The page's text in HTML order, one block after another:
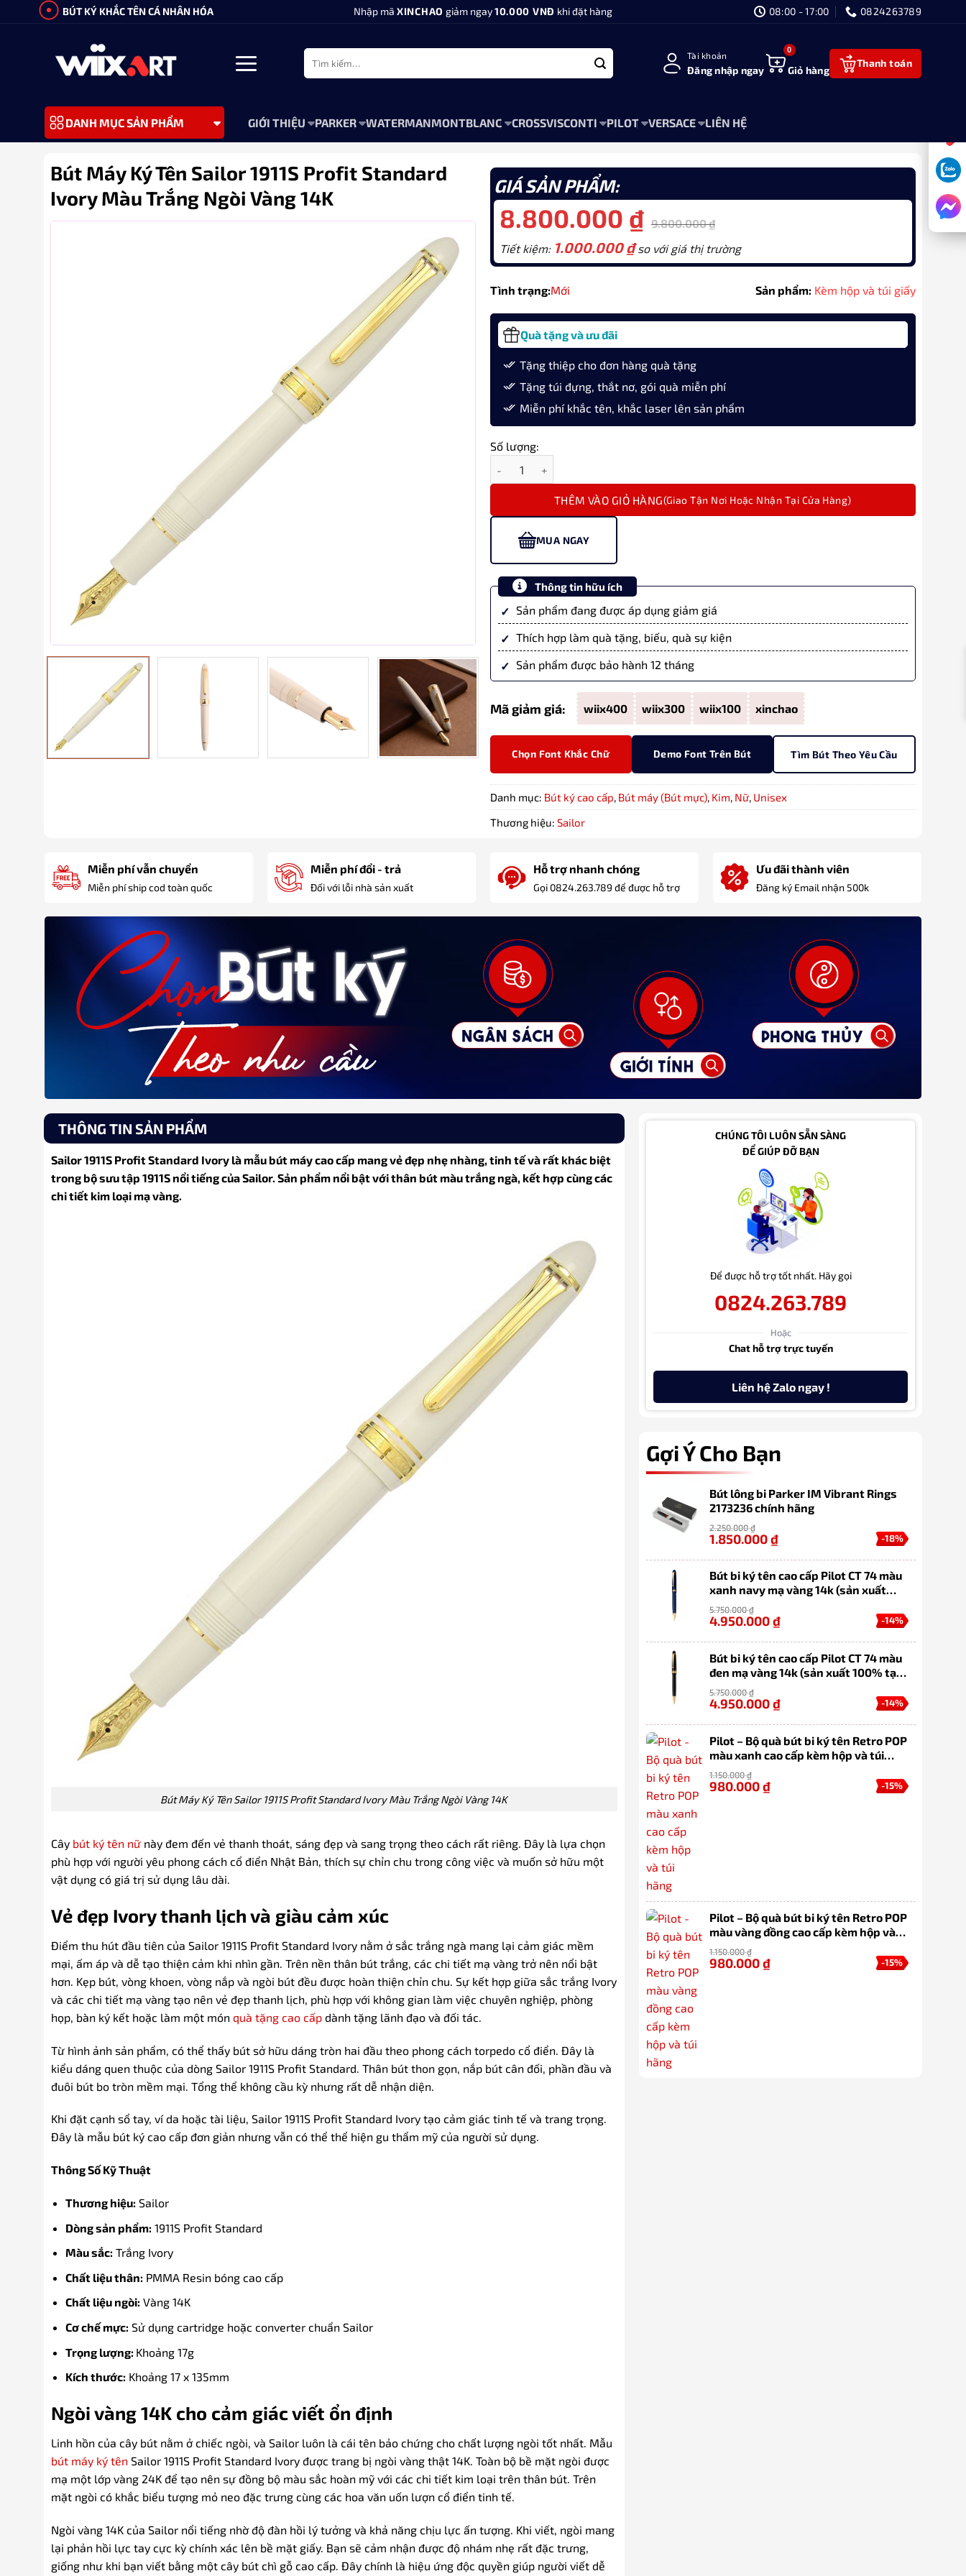
BÚT KÝ KHẮC TÊN CÁ NHÂN HÓA Nhập mãXINCHAO giảm ngay10.000 VNĐ khi đặt hàng 08:00 - 17:00 0824263789
Tìm
kiếm:
Tài khoản
Đăng nhập ngay Giỏ hàng
Thanh toán
DANH MỤC SẢN PHẨM GIỚI THIỆU PARKER WATERMANMONTBLANC CROSSVISCONTI PILOT VERSACE LIÊN HỆ
Bút Máy Ký Tên Sailor 1911S Profit Standard
Ivory Màu Trắng Ngòi Vàng 14K
GIÁ SẢN PHẨM:
8.800.000 ₫ 9.800.000₫
Tiết kiệm: 1.000.000₫so với giá thị trường
Tình trạng:Mới Sản phẩm: Kèm hộp và túi giấy
Quà tặng và ưu đãi
Tặng thiệp cho đơn hàng quà tặng
Tặng túi đựng, thắt nơ, gói quà miễn phí
Miễn phí khắc tên, khắc laser lên sản phẩm
Số lượng:
THÊM VÀO GIỎ HÀNG
MUA NGAY
Thông tin hữu ích
Sản phẩm đang được áp dụng giảm giá
Thích hợp làm quà tặng, biếu, quà sự kiện
Sản phẩm được bảo hành 12 tháng
Mã giảm giá: wiix400 wiix300 wiix100 xinchao
Chọn Font Khắc Chữ Demo Font Trên Bút Tìm Bút Theo Yêu Cầu
Danh mục: Bút ký cao cấp, Bút máy (Bút mực), Kim, Nữ, Unisex
Thương hiệu: Sailor
Miễn phí vẫn chuyển
Miễn phí ship cod toàn quốc
Miễn phí đổi - trả
Đối với lỗi nhà sản xuất
Hỗ trợ nhanh chóng
Gọi 0824.263.789 để được hỗ trợ
Ưu đãi thành viên
Đăng ký Email nhận 500k
THÔNG TIN SẢN PHẨM
Sailor 1911S Profit Standard Ivory là mẫu bút máy cao cấp mang vẻ đẹp nhẹ nhàng, tinh tế và rất khác biệt
trong bộ sưu tập 1911S nổi tiếng của Sailor. Sản phẩm nổi bật với thân bút màu trắng ngà, kết hợp cùng các
chi tiết kim loại mạ vàng.
Bút Máy Ký Tên Sailor 1911S Profit Standard Ivory Màu Trắng Ngòi Vàng 14K
Cây bút ký tên nữnày đem đến vẻ thanh thoát, sáng đẹp và sang trọng theo cách rất riêng. Đây là lựa chọn
phù hợp với người yêu phong cách cổ điển Nhật Bản, thích sự chỉn chu trong công việc và muốn sở hữu một
vật dụng có giá trị sử dụng lâu dài.
Vẻ đẹp Ivory thanh lịch và giàu cảm xúc
Điểm thu hút đầu tiên của Sailor 1911S Profit Standard Ivory nằm ở sắc trắng ngà mang lại cảm giác mềm
mại, ấm áp và dễ tạo thiện cảm khi nhìn gần. Trên nền thân bút trắng, các chi tiết mạ vàng trở nên nổi bật
hơn. Kẹp bút, vòng khoen, vòng nắp và ngòi bút đều được hoàn thiện chỉn chu. Sự kết hợp giữa sắc trắng Ivory
và các chi tiết mạ vàng tạo nên vẻ đẹp thanh lịch, phù hợp với không gian làm việc chuyên nghiệp, phòng
họp, bàn ký kết hoặc làm một món quà tặng cao cấpdành tặng lãnh đạo và đối tác.
Từ hình ảnh sản phẩm, có thể thấy bút sở hữu dáng tròn hai đầu theo phong cách torpedo cổ điển. Đây là
kiểu dáng quen thuộc của dòng Sailor 1911S Profit Standard. Thân bút thon gọn, nắp bút cân đối, phần đầu và
đuôi bút bo tròn mềm mại. Tổng thể không cầu kỳ nhưng rất dễ nhận diện.
Khi đặt cạnh sổ tay, ví da hoặc tài liệu, Sailor 1911S Profit Standard Ivory tạo cảm giác tinh tế và trang trọng.
Đây là mẫu bút ký cao cấp đơn giản nhưng vẫn có thể thể hiện gu thẩm mỹ của người sử dụng.
Thông Số Kỹ Thuật
Thương hiệu: Sailor
Dòng sản phẩm: 1911S Profit Standard
Màu sắc: Trắng Ivory
Chất liệu thân: PMMA Resin bóng cao cấp
Chất liệu ngòi: Vàng 14K
Cơ chế mực: Sử dụng cartridge hoặc converter chuẩn Sailor
Trọng lượng: Khoảng 17g
Kích thước: Khoảng 17 x 135mm
Ngòi vàng 14K cho cảm giác viết ổn định
Linh hồn của cây bút nằm ở chiếc ngòi, và Sailor luôn là cái tên bảo chứng cho chất lượng ngòi tốt nhất. Mẫu
bút máy ký tênSailor 1911S Profit Standard Ivory được trang bị ngòi vàng thật 14K. Toàn bộ bề mặt ngòi được
mạ một lớp vàng 24K để tạo nên sự đồng bộ màu sắc hoàn mỹ với các chi tiết kim loại trên thân bút. Trên
mặt ngòi có khắc biểu tượng mỏ neo đặc trưng cùng các hoa văn uốn lượn cổ điển tinh tế.
Ngòi vàng 14K của Sailor nổi tiếng nhờ độ đàn hồi lý tưởng và khả năng chịu lực ấn tượng. Khi viết, ngòi mang
lại phản hồi lực tay cực kỳ chính xác lên bề mặt giấy. Bạn sẽ cảm nhận được độ nhám nhẹ rất đặc trưng,
giống như khi bạn viết bằng một cây bút chì gỗ cao cấp. Đây chính là hiệu ứng độc quyền giúp người viết dễ
CHÚNG TÔI LUÔN SẴN SÀNG
ĐỂ GIÚP ĐỠ BẠN
Để được hỗ trợ tốt nhất. Hãy gọi
0824.263.789
Hoặc
Chat hỗ trợ trực tuyến
Liên hệ Zalo ngay !
Gợi Ý Cho Bạn
Bút lông bi Parker IM Vibrant Rings
2173236 chính hãng
2.250.000₫
-18%
1.850.000₫
Bút bi ký tên cao cấp Pilot CT 74 màu
xanh navy mạ vàng 14k (sản xuất
100% tại Nhật Bản)
5.750.000₫
-14%
4.950.000₫
Bút bi ký tên cao cấp Pilot CT 74 màu
đen mạ vàng 14k (sản xuất 100% tại
Nhật Bản)
5.750.000₫
-14%
4.950.000₫
Pilot – Bộ quà bút bi ký tên Retro POP
màu xanh cao cấp kèm hộp và túi
hãng
1.150.000₫
-15%
980.000₫
Pilot – Bộ quà bút bi ký tên Retro POP
màu vàng đồng cao cấp kèm hộp và
túi hãng
1.150.000₫
-15%
980.000₫